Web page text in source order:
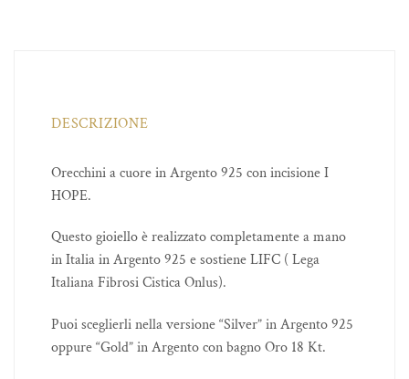
DESCRIZIONE
Orecchini a cuore in Argento 925 con incisione I
HOPE.
Questo gioiello è realizzato completamente a mano
in Italia in Argento 925 e sostiene LIFC ( Lega
Italiana Fibrosi Cistica Onlus).
Puoi sceglierli nella versione “Silver” in Argento 925
oppure “Gold” in Argento con bagno Oro 18 Kt.